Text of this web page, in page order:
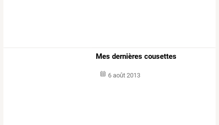
Mes dernières cousettes
6 août 2013